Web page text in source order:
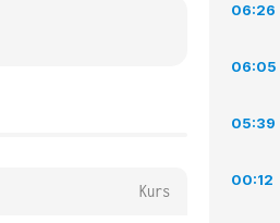
Kurs
06:26
06:05
05:39
00:12